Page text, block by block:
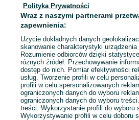
Mapa ministron
Popularne wyszukiwania
Polityka Prywatności
Wraz z naszymi partnerami
zapewnienia:
Użycie dokładnych danych
skanowanie charakterystyki
Rozumienie odbiorców dzięki
różnych źródeł. Przechowywanie
dostęp do nich. Pomiar efektywności
usług. Tworzenie profili w celu
profili w celu spersonalizowanych
ograniczonych danych do wyboru
ograniczonych danych do wyboru
treści. Wykorzystanie profili do wyboru
Wykorzystywanie profili w celu doboru